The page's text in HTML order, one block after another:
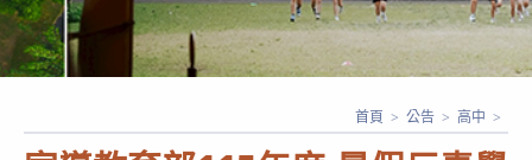
首頁 > 公告 > 高中 >